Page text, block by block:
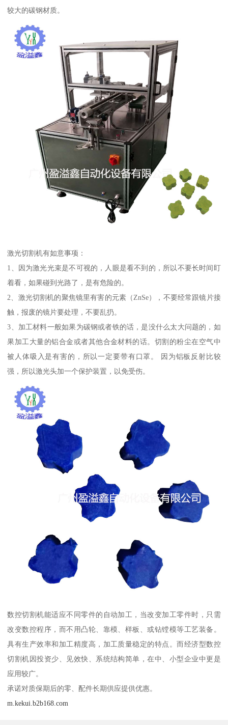
较大的碳钢材质。
激光切割机有如意事项：
1、因为激光光束是不可视的，人眼是看不到的，所以不要长时间盯
着看，如果碰到光路了，是有危险的。
2、激光切割机的聚焦镜里有害的元素（ZnSe），不要经常跟镜片接
触，报废的镜片要处理，不要乱扔。
3、加工材料一般如果为碳钢或者铁的话，是没什么太大问题的，如
果加工大量的铝合金或者其他合金材料的话。切割的粉尘在空气中
被人体吸入是有害的，所以一定要带有口罩。 因为铝板反射比较
强，所以激光头加一个保护装置，以免受伤。
数控切割机能适应不同零件的自动加工，当改变加工零件时，只需
改变数控程序，而不用凸轮、靠模、样板、或钻镗模等工艺装备。
具有生产效率和加工精度高，加工质量稳定的特点。而经济型数控
切割机因投资少、见效快、系统结构简单，在中、小型企业中更是
应用较广。
承诺对质保期后的零、配件长期供应提供优惠。
m.kekui.b2b168.com